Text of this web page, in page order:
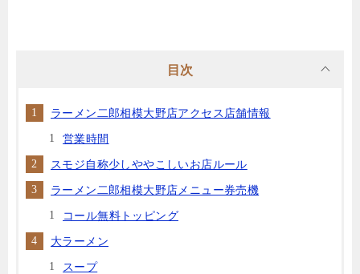
目次
ラーメン二郎相模大野店アクセス店舗情報
営業時間
スモジ自称少しややこしいお店ルール
ラーメン二郎相模大野店メニュー券売機
コール無料トッピング
大ラーメン
スープ